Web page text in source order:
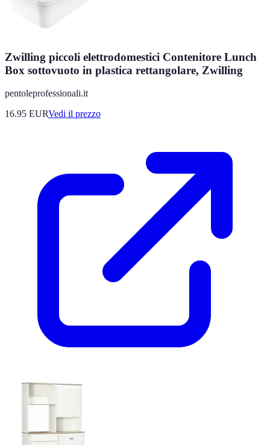
Zwilling piccoli elettrodomestici Contenitore Lunch
Box sottovuoto in plastica rettangolare, Zwilling
pentoleprofessionali.it
16.95 EURVedi il prezzo